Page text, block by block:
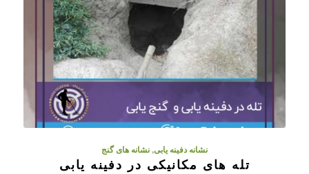
نشانه دفینه یابی,نشانه های گنج
تله های مکانیکی در دفینه یابی